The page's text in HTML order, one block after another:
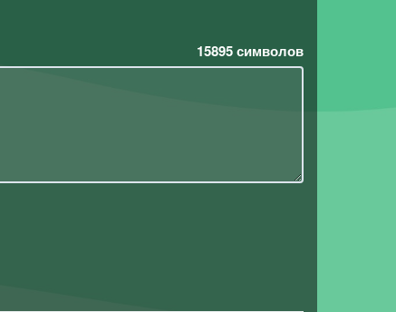
15895символов